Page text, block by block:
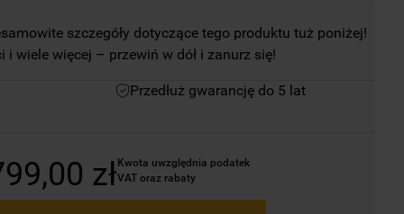
szczegóły dotyczące tego produktu tuż poniżej!
i wiele więcej – przewiń w dół i zanurz się!
Przedłuż gwarancję do 5 lat
,00 złKwota uwzględnia podatek
VAT oraz rabaty